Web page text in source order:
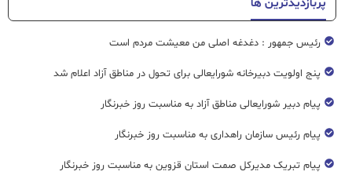
پربازدیدترین ها
رئیس جمهور : دغدغه اصلی من معیشت مردم است
پنج اولویت دبیرخانه شورایعالی برای تحول در مناطق آزاد اعلام شد
پیام دبیر شورایعالی مناطق آزاد به مناسبت روز خبرنگار
پیام رئیس سازمان راهداری به مناسبت روز خبرنگار
پیام تبریک مدیرکل صمت استان قزوین به مناسبت روز خبرنگار